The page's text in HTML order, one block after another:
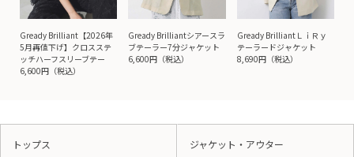
Gready Brilliant【2026年
5月再値下げ】クロスステ
ッチハーフスリーブテー
6,600円（税込）
Gready Brilliantシアースラ
ブテーラー7分ジャケット
6,600円（税込）
Gready BrilliantＬｉＲｙ
テーラードジャケット
8,690円（税込）
トップス ジャケット・アウター